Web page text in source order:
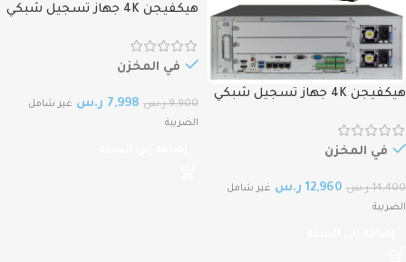
هيكفيجن 4K جهاز تسجيل شبكي
HIKVISION 4K NVR, 128CH DS‐
96128NI‐I24, 24 SATA
في المخزن
14,400 ر.س 12,960 ر.س غير شامل
الضريبة
هيكفيجن 4K جهاز تسجيل شبكي
NVR, 64CH DS‐9664NI‐I16, 16
في المخزن
9,900 ر.س 7,998 ر.س غير شامل
الضريبة